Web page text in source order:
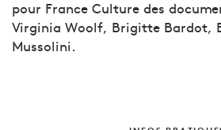
pour France Culture des
Virginia Woolf, Brigitte Bardot,
Mussolini.